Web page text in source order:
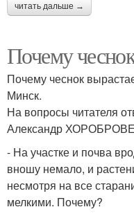
читать дальше →
Почему
Почему чеснок
Минск.
На вопросы читателя
Александр
- На участке и почва
вношу немало, и
несмотря на все
мелкими. Почему?